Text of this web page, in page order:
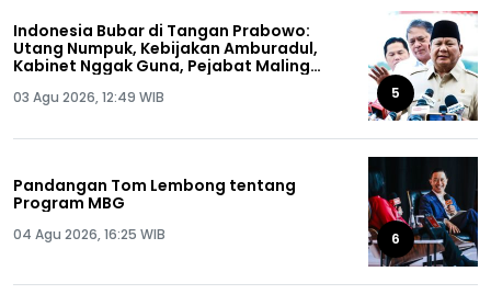
Indonesia Bubar di Tangan Prabowo:
Utang Numpuk, Kebijakan Amburadul,
Kabinet Nggak Guna, Pejabat Maling
03 Agu 2026, 12:49 WIB 5
Pandangan Tom Lembong tentang
Program MBG
04 Agu 2026, 16:25 WIB 6